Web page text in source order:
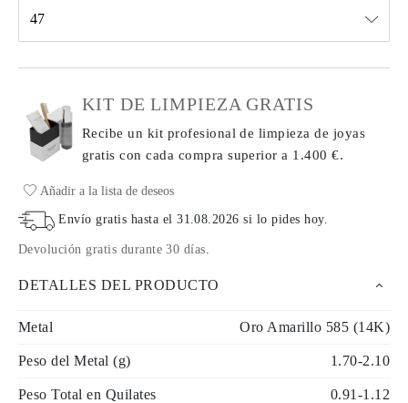
47
KIT DE LIMPIEZA GRATIS
Recibe un kit profesional de limpieza de joyas
gratis con cada comprasuperior a 1.400 €.
Añadir a la lista de deseos
Envío gratis hasta el31.08.2026 si lo pides hoy.
Devolución gratis durante 30 días.
DETALLES DEL PRODUCTO
Metal Oro Amarillo 585 (14K)
Peso del Metal (g) 1.70-2.10
Peso Total en Quilates 0.91-1.12